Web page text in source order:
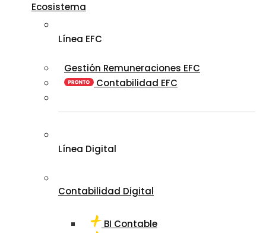
Ecosistema
Línea EFC
Gestión Remuneraciones EFC
Contabilidad EFC
Línea Digital
Contabilidad Digital
BI Contable